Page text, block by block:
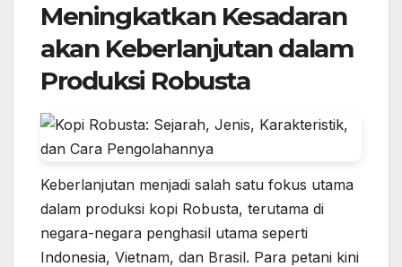
Meningkatkan Kesadaran
akan Keberlanjutan dalam
Produksi Robusta
Keberlanjutan menjadi salah satu fokus utama
dalam produksi kopi Robusta, terutama di
negara-negara penghasil utama seperti
Indonesia, Vietnam, dan Brasil. Para petani kini